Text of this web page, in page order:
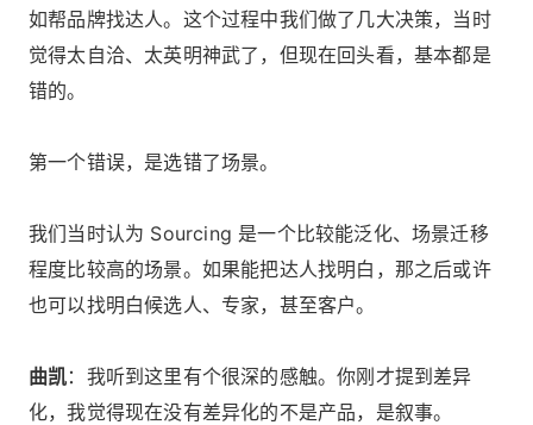
如帮品牌找达人。这个过程中我们做了几大决策，当时
觉得太自洽、太英明神武了，但现在回头看，基本都是
错的。
第一个错误，是选错了场景。
我们当时认为 Sourcing 是一个比较能泛化、场景迁移
程度比较高的场景。如果能把达人找明白，那之后或许
也可以找明白候选人、专家，甚至客户。
曲凯：我听到这里有个很深的感触。你刚才提到差异
化，我觉得现在没有差异化的不是产品，是叙事。